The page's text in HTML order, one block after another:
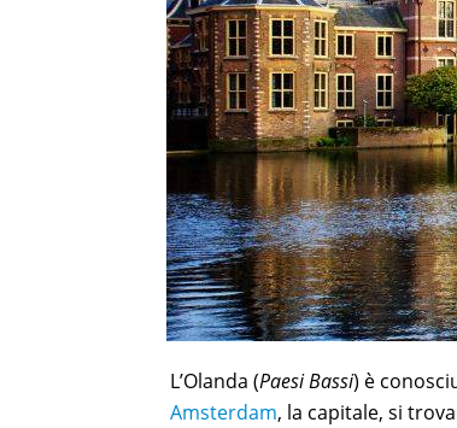
L’Olanda (Paesi Bassi) è
Amsterdam, la capitale, si